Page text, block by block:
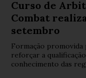
Curso de
Combat
setembro
Formação promovida
reforçar a
conhecimento das